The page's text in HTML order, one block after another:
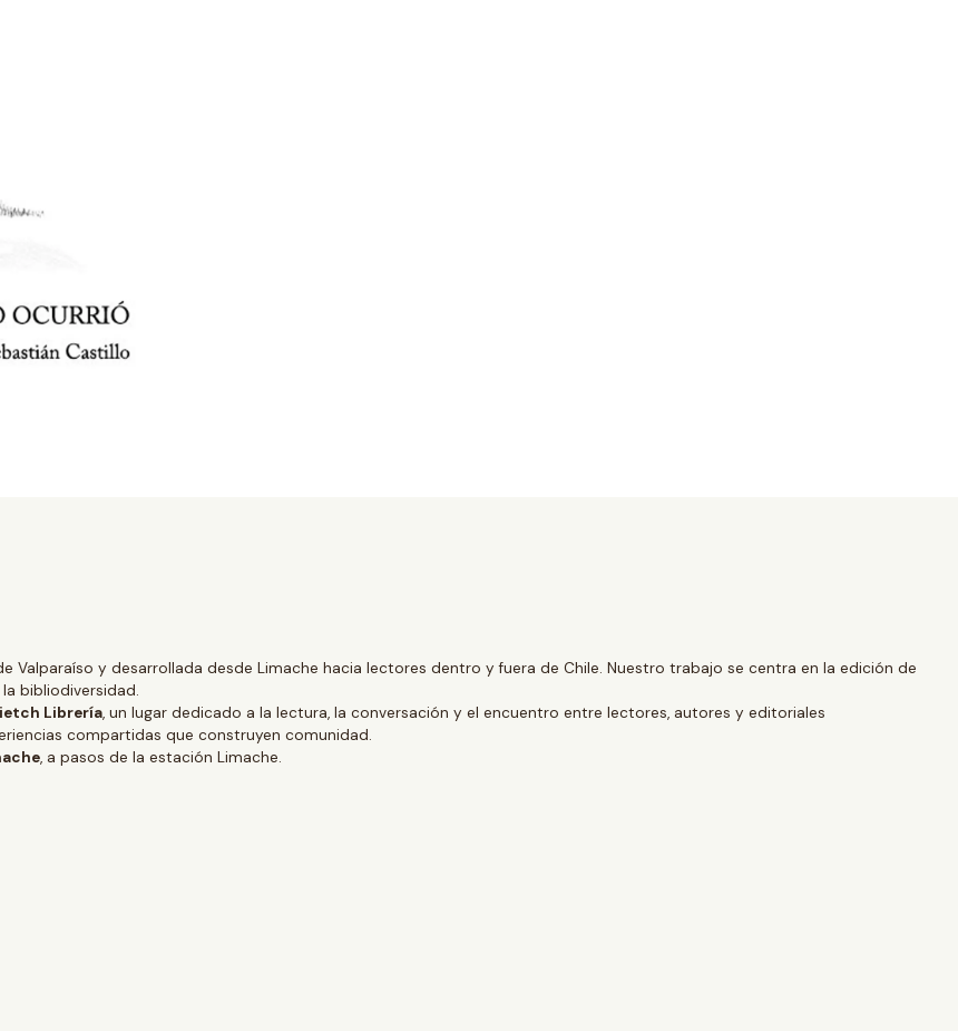
Valparaíso y desarrollada desde Limache hacia lectores dentro y fuera de Chile. Nuestro trabajo se centra en la edición de
bibliodiversidad.
Librería, un lugar dedicado a la lectura, la conversación y el encuentro entre lectores, autores y editoriales
compartidas que construyen comunidad.
, a pasos de la estación Limache.